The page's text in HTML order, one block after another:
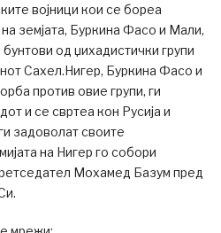
војници кои се бореа
земјата, Буркина Фасо и Мали,
од џихадистички групи
Сахел.Нигер, Буркина Фасо и
против овие групи, ги
и се свртеа кон Русија и
задоволат своите
на Нигер го собори
Мохамед Базум пред